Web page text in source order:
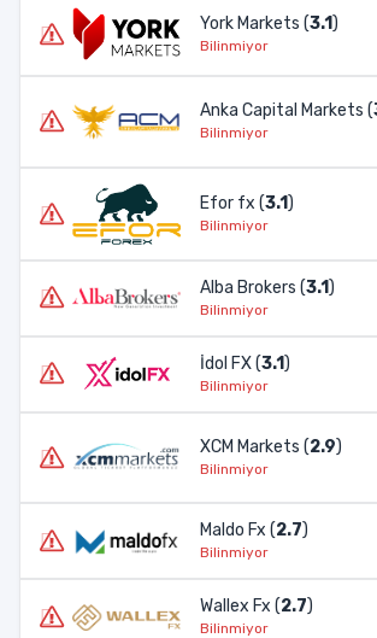
York Markets (3.1)
Bilinmiyor
Anka Capital Markets (
Bilinmiyor
Efor fx (3.1)
Bilinmiyor
Alba Brokers (3.1)
Bilinmiyor
İdol FX (3.1)
Bilinmiyor
XCM Markets (2.9)
Bilinmiyor
Maldo Fx (2.7)
Bilinmiyor
Wallex Fx (2.7)
Bilinmiyor